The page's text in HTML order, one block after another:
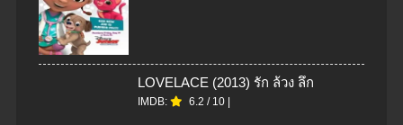
LOVELACE (2013) รัก ล้วง ลึก
IMDB: 6.2 / 10 |